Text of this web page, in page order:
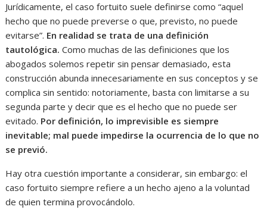
Jurídicamente, el caso fortuito suele definirse como “aquel
hecho que no puede preverse o que, previsto, no puede
evitarse”. En realidad se trata de una definición
tautológica.Como muchas de las definiciones que los
abogados solemos repetir sin pensar demasiado, esta
construcción abunda innecesariamente en sus conceptos y se
complica sin sentido: notoriamente, basta con limitarse a su
segunda parte y decir que es el hecho que no puede ser
evitado. Por definición, lo imprevisible es siempre
inevitable; mal puede impedirse la ocurrencia de lo que no
se previó.
Hay otra cuestión importante a considerar, sin embargo: el
caso fortuito siempre refiere a un hecho ajeno a la voluntad
de quien termina provocándolo.